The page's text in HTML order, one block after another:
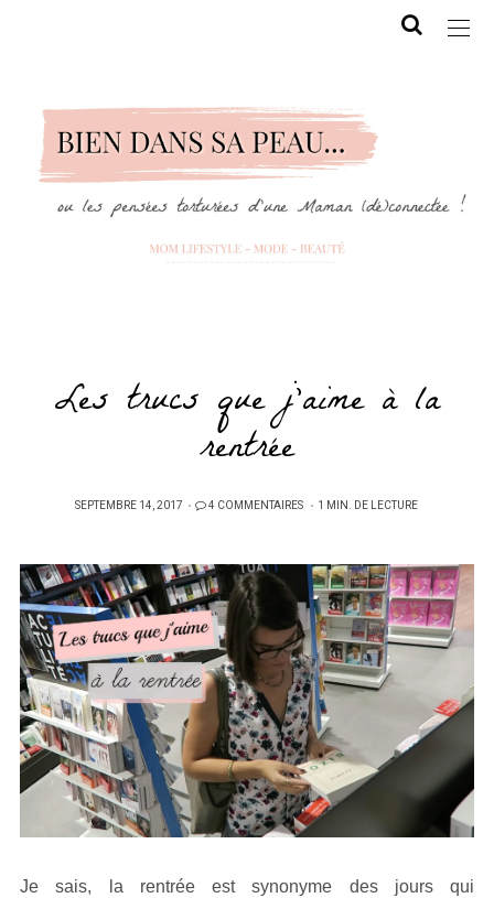
Les trucs que j’aime à la
rentrée
PUBLIÉ
SEPTEMBRE 14, 2017 4 COMMENTAIRES 1 MIN. DE LECTURE
Je sais, la rentrée est synonyme des jours qui